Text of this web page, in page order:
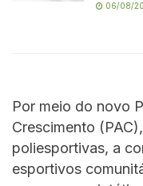
06/08/
Por meio do novo
Crescimento
poliesportivas, a
esportivos